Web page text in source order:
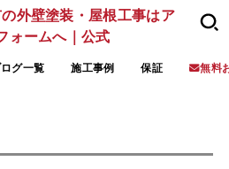
ログ一覧 施工事例 保証 無料